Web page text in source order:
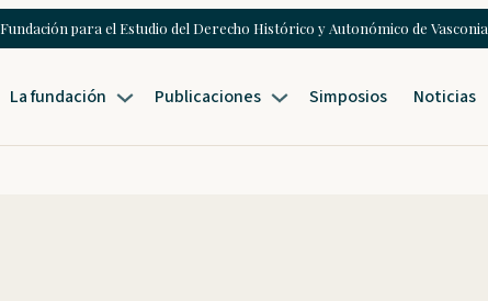
Fundación para el Estudio del Derecho Histórico y Autonómico de Vasconia
La fundación Publicaciones Simposios Noticias